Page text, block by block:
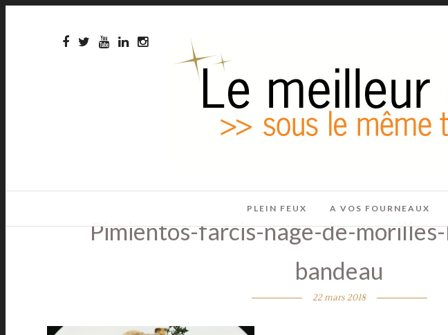
PLEIN FEUX A VOS FOURNEAUX
Pimientos-farcis-nage-de-
bandeau
22 mars 2018